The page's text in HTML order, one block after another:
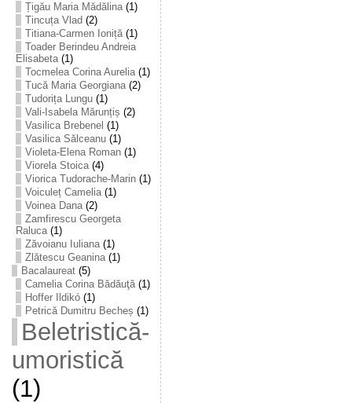
Țigău Maria Mădălina(1)
Tincuța Vlad (2)
Titiana-Carmen Ioniță(1)
Toader Berindeu Andreia
Elisabeta(1)
Tocmelea Corina Aurelia(1)
Tucă Maria Georgiana(2)
Tudorița Lungu(1)
Vali-Isabela Mărunțiș (2)
Vasilica Brebenel (1)
Vasilica Sălceanu(1)
Violeta-Elena Roman(1)
Viorela Stoica(4)
Viorica Tudorache-Marin(1)
Voiculeț Camelia(1)
Voinea Dana(2)
Zamfirescu Georgeta
Raluca(1)
Zăvoianu Iuliana(1)
Zlătescu Geanina(1)
Bacalaureat(5)
Camelia Corina Bădăuţă(1)
Hoffer Ildikó(1)
Petrică Dumitru Becheș (1)
Beletristică-
umoristică
(1)